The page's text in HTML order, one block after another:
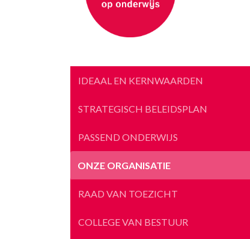
IDEAAL EN KERNWAARDEN
STRATEGISCH BELEIDSPLAN
PASSEND ONDERWIJS
ONZE ORGANISATIE
RAAD VAN TOEZICHT
COLLEGE VAN BESTUUR